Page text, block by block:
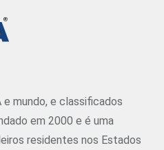
e mundo, e classificados
em 2000 e é uma
residentes nos Estados